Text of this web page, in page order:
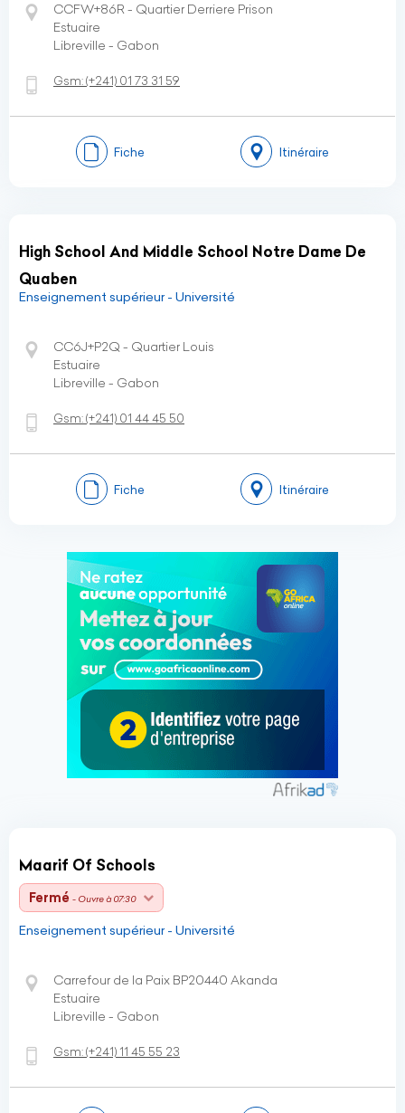
CCFW+86R - Quartier Derriere Prison
Estuaire
Libreville - Gabon
Gsm:(+241) 01 73 31 59
Fiche Itinéraire
High School And Middle School Notre Dame De
Quaben
Enseignement supérieur - Université
CC6J+P2Q - Quartier Louis
Estuaire
Libreville - Gabon
Gsm:(+241) 01 44 45 50
Fiche Itinéraire
Maarif Of Schools
Fermé - Ouvre à 07:30
Enseignement supérieur - Université
Carrefour de la Paix BP20440 Akanda
Estuaire
Libreville - Gabon
Gsm:(+241) 11 45 55 23